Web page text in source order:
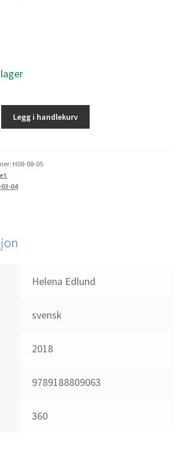
Legg i handlekurv
H08-08-05
04
Helena Edlund
svensk
2018
9789188809063
360